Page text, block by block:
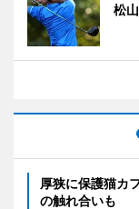
松
厚狭に保護猫カ
の触れ合いも